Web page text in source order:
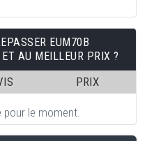
EUM70B
AU MEILLEUR PRIX ?
PRIX
pour le moment.